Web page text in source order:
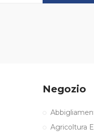
Negozio
Agricoltura